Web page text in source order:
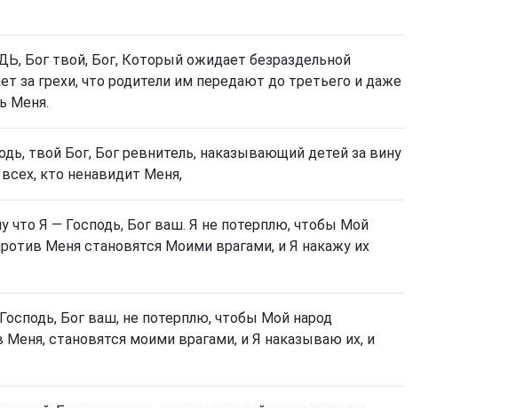
Бог твой, Бог, Который ожидает безраздельной
за грехи, что родители им передают до третьего и даже
Меня.
твой Бог, Бог ревнитель, наказывающий детей за вину
кто ненавидит Меня,
что Я — Господь, Бог ваш. Я не потерплю, чтобы Мой
Меня становятся Моими врагами, и Я накажу их
Бог ваш, не потерплю, чтобы Мой народ
Меня, становятся моими врагами, и Я наказываю их, и